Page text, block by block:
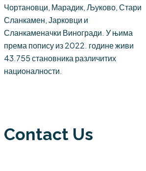
Чортановци, Марадик, Љуково, Стари
Сланкамен, Јарковци и
Сланкаменачки Виногради. У њима
према попису из 2022. године живи
43.755 становника различитих
националности.
Contact Us